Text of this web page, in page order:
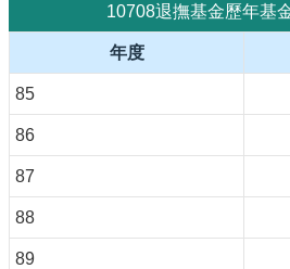
10708退撫基金歷年基
年度
85
86
87
88
89